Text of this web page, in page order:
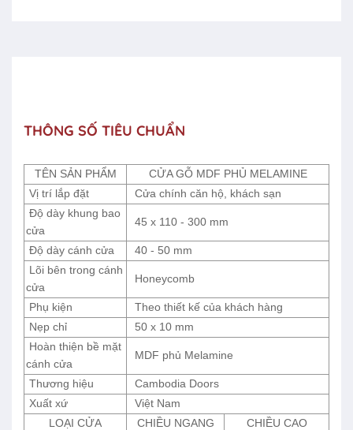
THÔNG SỐ TIÊU CHUẨN
TÊN SẢN PHẨM
CỬA GỖ MDF PHỦ MELAMINE
Vị trí lắp đặt
Cửa chính căn hộ, khách sạn
Độ dày khung bao
cửa
45 x 110 - 300 mm
Độ dày cánh cửa
40 - 50 mm
Lõi bên trong cánh
cửa
Honeycomb
Phụ kiện
Theo thiết kế của khách hàng
Nẹp chỉ
50 x 10 mm
Hoàn thiện bề mặt
cánh cửa
MDF phủ Melamine
Thương hiệu
Cambodia Doors
Xuất xứ
Việt Nam
LOẠI CỬA
CHIỀU NGANG
CHIỀU CAO